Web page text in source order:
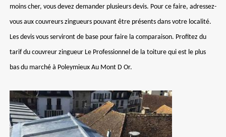
moins cher, vous devez demander plusieurs devis. Pour ce faire, adressez-
vous aux couvreurs zingueurs pouvant être présents dans votre localité.
Les devis vous serviront de base pour faire la comparaison. Profitez du
tarif du couvreur zingueur Le Professionnel de la toiture qui est le plus
bas du marché à Poleymieux Au Mont D Or.